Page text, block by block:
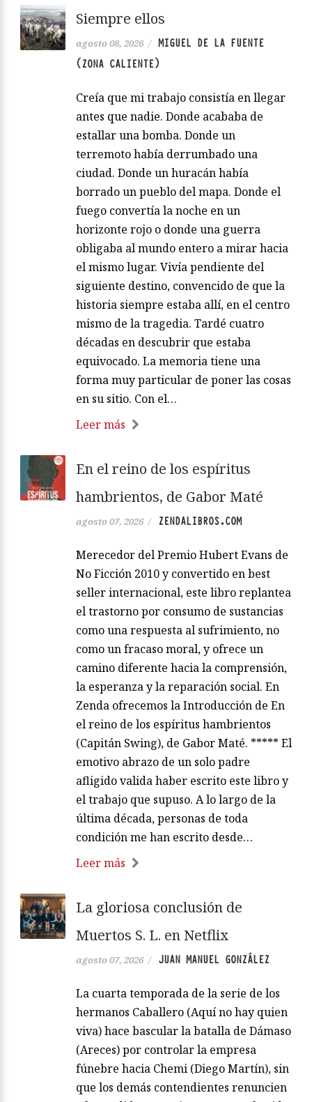
Siempre ellos
agosto 08, 2026 / MIGUEL DE LA FUENTE
(ZONA CALIENTE)
Creía que mi trabajo consistía en llegar
antes que nadie. Donde acababa de
estallar una bomba. Donde un
terremoto había derrumbado una
ciudad. Donde un huracán había
borrado un pueblo del mapa. Donde el
fuego convertía la noche en un
horizonte rojo o donde una guerra
obligaba al mundo entero a mirar hacia
el mismo lugar. Vivía pendiente del
siguiente destino, convencido de que la
historia siempre estaba allí, en el centro
mismo de la tragedia. Tardé cuatro
décadas en descubrir que estaba
equivocado. La memoria tiene una
forma muy particular de poner las cosas
en su sitio. Con el…
Leer más
En el reino de los espíritus
hambrientos, de Gabor Maté
agosto 07, 2026 / ZENDALIBROS.COM
Merecedor del Premio Hubert Evans de
No Ficción 2010 y convertido en best
seller internacional, este libro replantea
el trastorno por consumo de sustancias
como una respuesta al sufrimiento, no
como un fracaso moral, y ofrece un
camino diferente hacia la comprensión,
la esperanza y la reparación social. En
Zenda ofrecemos la Introducción de En
el reino de los espíritus hambrientos
(Capitán Swing), de Gabor Maté. ***** El
emotivo abrazo de un solo padre
afligido valida haber escrito este libro y
el trabajo que supuso. A lo largo de la
última década, personas de toda
condición me han escrito desde…
Leer más
La gloriosa conclusión de
Muertos S. L. en Netflix
agosto 07, 2026 / JUAN MANUEL GONZÁLEZ
La cuarta temporada de la serie de los
hermanos Caballero (Aquí no hay quien
viva) hace bascular la batalla de Dámaso
(Areces) por controlar la empresa
fúnebre hacia Chemi (Diego Martín), sin
que los demás contendientes renuncien